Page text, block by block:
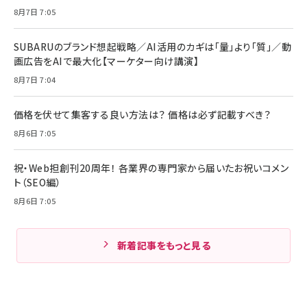
8月7日 7:05
SUBARUのブランド想起戦略／AI活用のカギは「量」より「質」／動
画広告をAIで最大化【マーケター向け講演】
8月7日 7:04
価格を伏せて集客する良い方法は？ 価格は必ず記載すべき？
8月6日 7:05
祝・Web担創刊20周年！ 各業界の専門家から届いたお祝いコメン
ト（SEO編）
8月6日 7:05
新着記事をもっと見る